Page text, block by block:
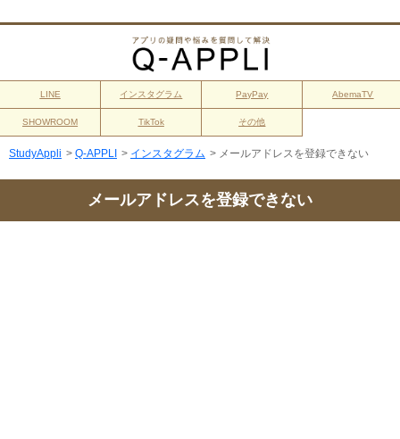
LINE インスタグラム PayPay AbemaTV
SHOWROOM TikTok その他
StudyAppli > Q-APPLI > インスタグラム > メールアドレスを登録できない
メールアドレスを登録できない